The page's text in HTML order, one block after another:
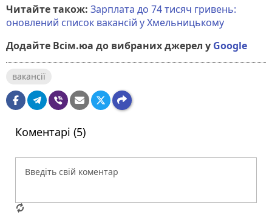
Читайте також: Зарплата до 74 тисяч гривень:
оновлений список вакансій у Хмельницькому
Додайте Всім.юа до вибраних джерел у Google
вакансії
Коментарі (5)